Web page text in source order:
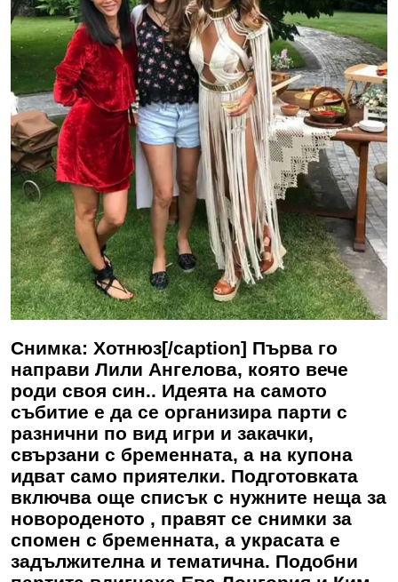
Снимка: Хотнюз[/caption] Първа го
направи Лили Ангелова, която вече
роди своя син.. Идеята на самото
събитие е да се организира парти с
разнични по вид игри и закачки,
свързани с бременната, а на купона
идват само приятелки. Подготовката
включва още списък с нужните неща за
новороденото , правят се снимки за
спомен с бременната, а украсата е
задължителна и тематична. Подобни